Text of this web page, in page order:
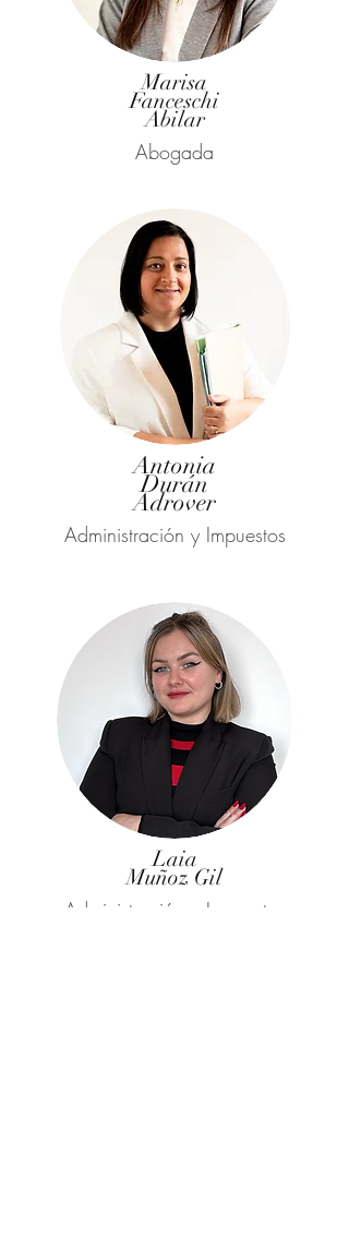
Marisa
Fanceschi
Abilar
Abogada
Antonia
Durán
Adrover
Administración y Impuestos
Laia
Muñoz Gil
Administración y Impuestos